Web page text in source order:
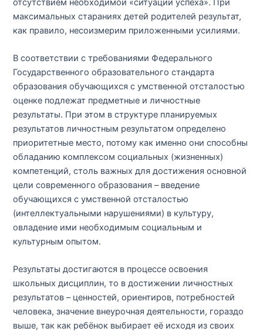
отсутствием необходимой «ситуации успеха». При
максимальных стараниях детей родителей результат,
как правило, несоизмерим приложенными усилиями.
В соответствии с требованиями Федерального
Государственного образовательного стандарта
образования обучающихся с умственной отсталостью
оценке подлежат предметные и личностные
результаты. При этом в структуре планируемых
результатов личностным результатом определено
приоритетные место, потому как именно они способны
обладанию комплексом социальных (жизненных)
компетенций, столь важных для достижения основной
цели современного образования – введение
обучающихся с умственной отсталостью
(интеллектуальными нарушениями) в культуру,
овладение ими необходимым социальным и
культурным опытом.
Результаты достигаются в процессе освоения
школьных дисциплин, то в достижении личностных
результатов – ценностей, ориентиров, потребностей
человека, значение внеурочная деятельности, гораздо
выше, так как ребёнок выбирает её исходя из своих